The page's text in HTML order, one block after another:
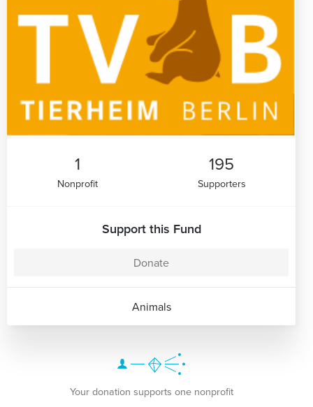
1
Nonprofit
195
Supporters
Support this Fund
Donate
Animals
Your donation supports one nonprofit